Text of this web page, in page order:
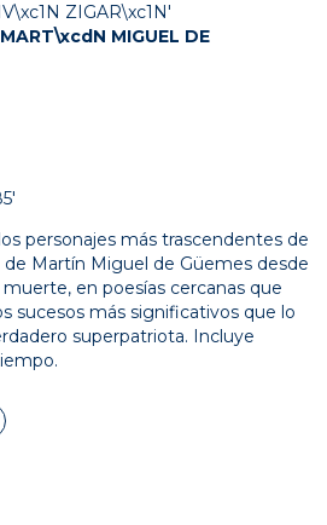
ZIGAR\xc1N'
MIGUEL DE
personajes más trascendentes de
de Martín Miguel de Güemes desde
en poesías cercanas que
sucesos más significativos que lo
superpatriota. Incluye